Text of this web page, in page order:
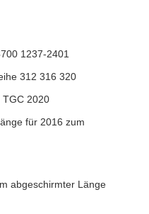
1237-2401
312 316 320
2020
für 2016 zum
abgeschirmter Länge